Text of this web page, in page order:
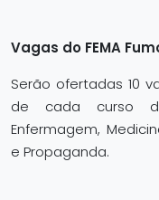
Vagas do FEMA
Serão ofertadas 10
de cada curso
Enfermagem,
e Propaganda.